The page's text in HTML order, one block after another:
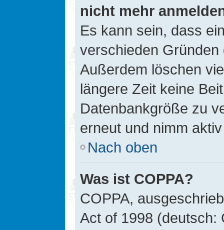
nicht mehr
Es kann sein, dass
verschieden
Außerdem löschen
längere Zeit keine
Datenbankgröße zu
erneut und nimm
Nach oben
Was ist COPPA?
COPPA,
Act of 1998 (deutsch: